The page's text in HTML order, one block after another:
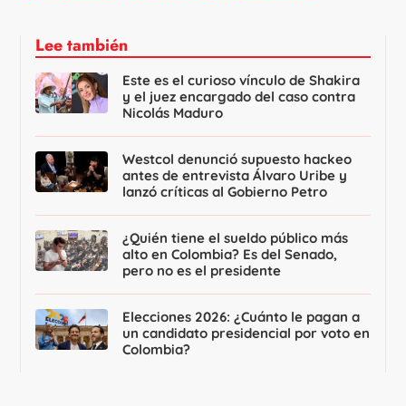
Lee también
Este es el curioso vínculo de Shakira
y el juez encargado del caso contra
Nicolás Maduro
Westcol denunció supuesto hackeo
antes de entrevista Álvaro Uribe y
lanzó críticas al Gobierno Petro
¿Quién tiene el sueldo público más
alto en Colombia? Es del Senado,
pero no es el presidente
Elecciones 2026: ¿Cuánto le pagan a
un candidato presidencial por voto en
Colombia?